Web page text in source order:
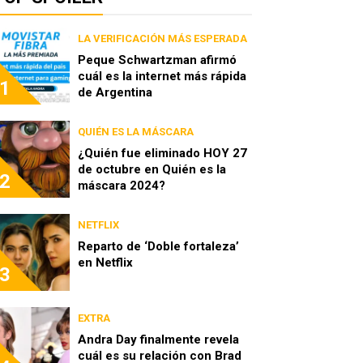
1
LA VERIFICACIÓN MÁS ESPERADA
Peque Schwartzman afirmó
cuál es la internet más rápida
de Argentina
2
QUIÉN ES LA MÁSCARA
¿Quién fue eliminado HOY 27
de octubre en Quién es la
máscara 2024?
3
NETFLIX
Reparto de ‘Doble fortaleza’
en Netflix
EXTRA
Andra Day finalmente revela
cuál es su relación con Brad